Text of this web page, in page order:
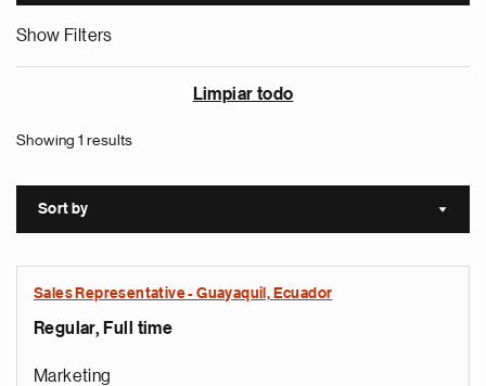
Show Filters
Limpiar todo
Showing 1 results
Sort by Sort
Sales Representative - Guayaquil, Ecuador
Regular, Full time
Marketing